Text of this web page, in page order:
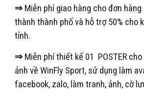
⇒ Miễn phí giao hàng cho đơn
thành thành phố và hỗ trợ 50% cho
tỉnh.
⇒ Miễn phí thiết kế 01 POSTER
ảnh về WinFly Sport, sử dụng làm
facebook, zalo, làm tranh, ảnh, cờ